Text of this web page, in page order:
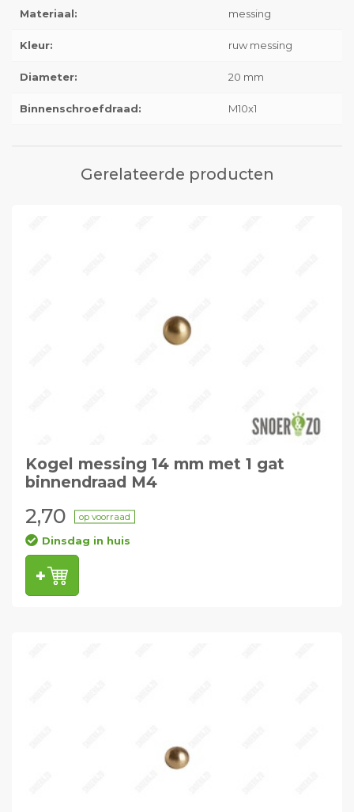
Materiaal: messing
Kleur: ruw messing
Diameter: 20 mm
Binnenschroefdraad: M10x1
Gerelateerde producten
Kogel messing 14 mm met 1 gat
binnendraad M4
2,70 op voorraad
Dinsdag in huis